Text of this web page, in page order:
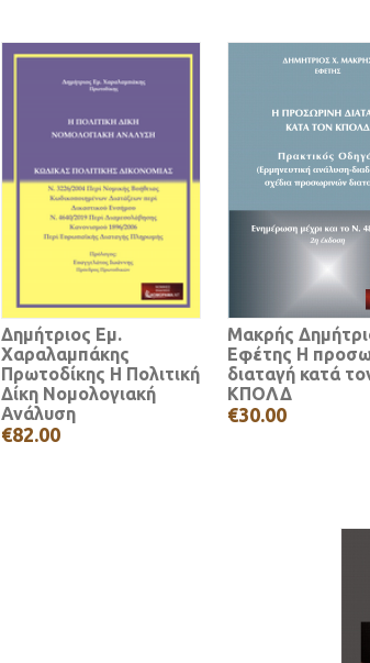
Δημήτριος Εμ.
Χαραλαμπάκης
Πρωτοδίκης Η Πολιτική
Δίκη Νομολογιακή
Ανάλυση
€82.00
Μακρής
Εφέτης Η
διαταγή κατά
ΚΠΟΛΔ
€30.00